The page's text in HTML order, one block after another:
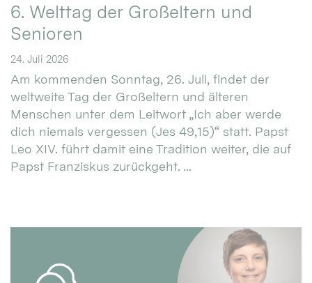
6. Welttag der Großeltern und
Senioren
24. Juli 2026
Am kommenden Sonntag, 26. Juli, findet der
weltweite Tag der Großeltern und älteren
Menschen unter dem Leitwort „Ich aber werde
dich niemals vergessen (Jes 49,15)“ statt. Papst
Leo XIV. führt damit eine Tradition weiter, die auf
Papst Franziskus zurückgeht. ...